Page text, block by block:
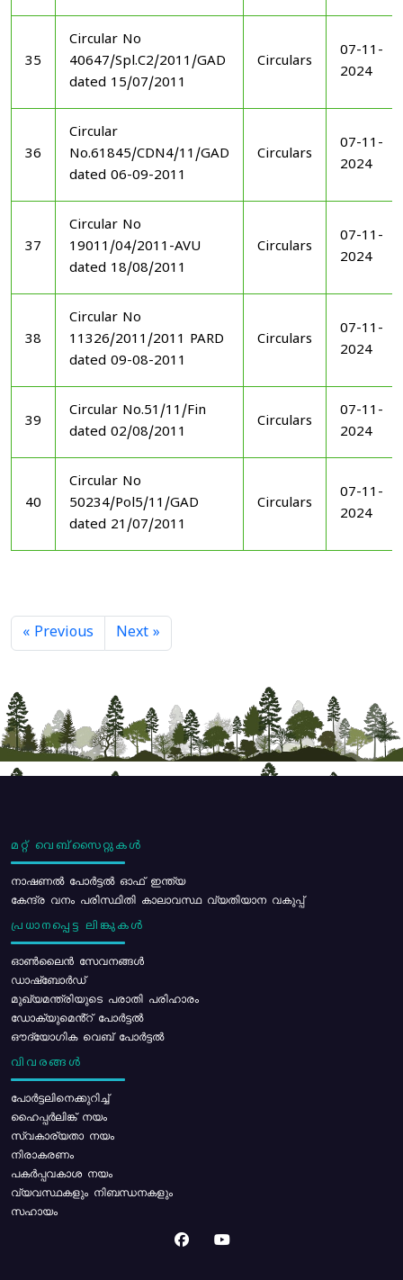
35
Circular No
40647/Spl.C2/2011/GAD
dated 15/07/2011
Circulars
07-11-
2024
36
Circular
No.61845/CDN4/11/GAD
dated 06-09-2011
Circulars
07-11-
2024
37
Circular No
19011/04/2011-AVU
dated 18/08/2011
Circulars
07-11-
2024
38
Circular No
11326/2011/2011 PARD
dated 09-08-2011
Circulars
07-11-
2024
39
Circular No.51/11/Fin
dated 02/08/2011
Circulars
07-11-
2024
40
Circular No
50234/Pol5/11/GAD
dated 21/07/2011
Circulars
07-11-
2024
« Previous Next »
മറ്റ് വെബ്സൈറ്റുകൾ
നാഷണൽ പോർട്ടൽ ഓഫ് ഇന്ത്യ
കേന്ദ്ര വനം പരിസ്ഥിതി കാലാവസ്ഥ വ്യതിയാന വകുപ്പ്
പ്രധാനപ്പെട്ട ലിങ്കുകൾ
ഓൺലൈൻ സേവനങ്ങൾ
ഡാഷ്ബോർഡ്
മുഖ്യമന്ത്രിയുടെ പരാതി പരിഹാരം
ഡോക്യുമെൻ്റ് പോർട്ടൽ
ഔദ്യോഗിക വെബ് പോർട്ടൽ
വിവരങ്ങൾ
പോര്‍ട്ടലിനെക്കുറിച്ച്
ഹൈപ്പർലിങ്ക് നയം
സ്വകാര്യതാ നയം
നിരാകരണം
പകർപ്പവകാശ നയം
വ്യവസ്ഥകളും നിബന്ധനകളും
സഹായം